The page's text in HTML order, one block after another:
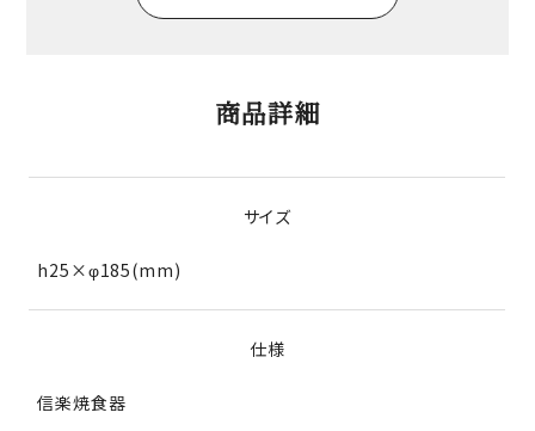
商品詳細
サイズ
h25×φ185(mm)
仕様
信楽焼食器